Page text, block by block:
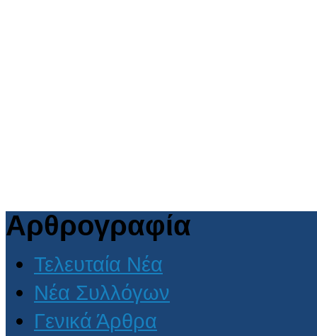
Αρθρογραφία
Τελευταία Νέα
Νέα Συλλόγων
Γενικά Άρθρα